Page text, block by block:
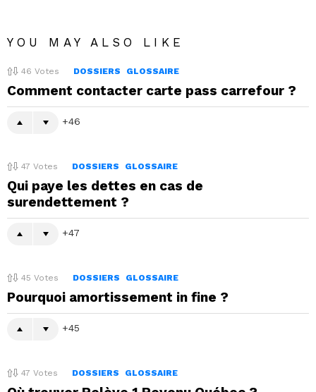
YOU MAY ALSO LIKE
46 Votes DOSSIERS GLOSSAIRE
Comment contacter carte pass carrefour ?
46
47 Votes DOSSIERS GLOSSAIRE
Qui paye les dettes en cas de
surendettement ?
47
45 Votes DOSSIERS GLOSSAIRE
Pourquoi amortissement in fine ?
45
47 Votes DOSSIERS GLOSSAIRE